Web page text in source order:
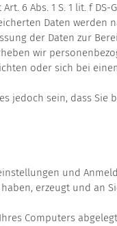
Abs. 1 S. 1 lit. f DS-
Daten werden
der Daten zur
wir
oder sich bei
jedoch sein, dass Sie
und
erzeugt und an
Computers